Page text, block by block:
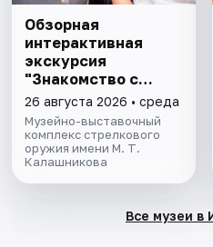
Обзорная
интерактивная
экскурсия
"Знакомство с
музеем"
26 августа 2026 • среда
Музейно-выставочный
комплекс стрелкового
оружия имени М. Т.
Калашникова
Все музеи в